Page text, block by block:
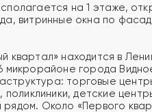
на 1 этаже,
витринные окна по
квартал» находится в
микрорайоне города
торговые
поликлиники, детские
Около «Первого